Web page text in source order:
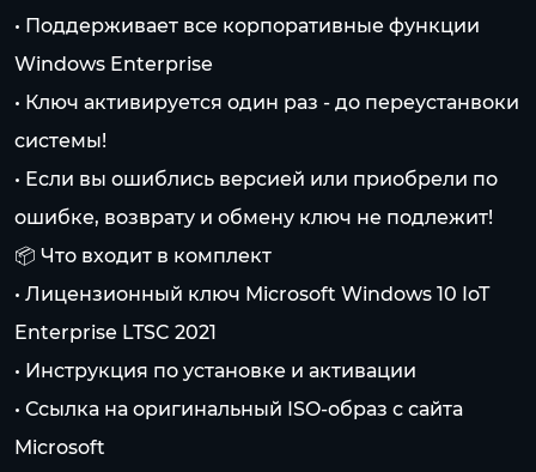
• Поддерживает все корпоративные функции
Windows Enterprise
• Ключ активируется один раз - до переустанвоки
системы!
• Если вы ошиблись версией или приобрели по
ошибке, возврату и обмену ключ не подлежит!
📦 Что входит в комплект
• Лицензионный ключ Microsoft Windows 10 IoT
Enterprise LTSC 2021
• Инструкция по установке и активации
• Ссылка на оригинальный ISO-образ с сайта
Microsoft